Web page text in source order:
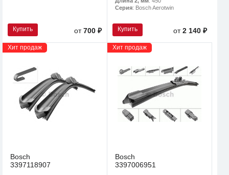
Купить от700 ₽
Серия: Bosch Aerotwin
Купить от2 140 ₽
Хит продаж
Bosch
3397118907
Хит продаж
Bosch
3397006951